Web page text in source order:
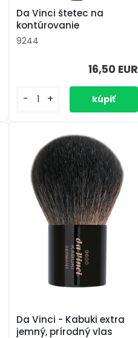
Da Vinci štetec na
kontúrovanie
9244
16,50 EUR
- +
Da Vinci - Kabuki extra
jemný, prírodný vlas